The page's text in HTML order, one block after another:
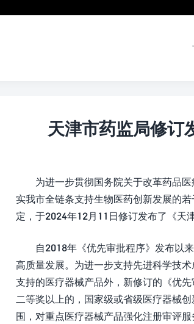
天津市药监局修订
为进一步贯彻国务院关于改革药品
实我市全链条支持生物医药创新发展的
定，于2024年12月11日修订发布了《天
自2018年《优先审批程序》发布以
高质量发展。为进一步支持先进科学技
支持的医疗器械产品外，新修订的《优
二等奖以上的，国家级或省级医疗器械
围，对重点医疗器械产品强化注册审评